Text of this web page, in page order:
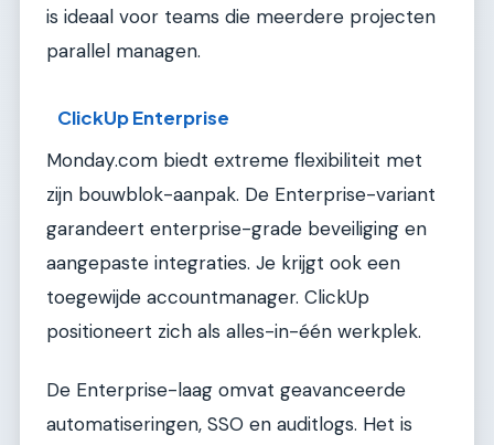
is ideaal voor teams die meerdere projecten
parallel managen.
ClickUp Enterprise
Monday.com biedt extreme flexibiliteit met
zijn bouwblok-aanpak. De Enterprise-variant
garandeert enterprise-grade beveiliging en
aangepaste integraties. Je krijgt ook een
toegewijde accountmanager. ClickUp
positioneert zich als alles-in-één werkplek.
De Enterprise-laag omvat geavanceerde
automatiseringen, SSO en auditlogs. Het is